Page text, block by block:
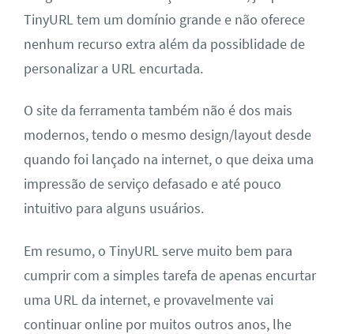
TinyURL tem um domínio grande e não oferece
nenhum recurso extra além da possiblidade de
personalizar a URL encurtada.
O site da ferramenta também não é dos mais
modernos, tendo o mesmo design/layout desde
quando foi lançado na internet, o que deixa uma
impressão de serviço defasado e até pouco
intuitivo para alguns usuários.
Em resumo, o TinyURL serve muito bem para
cumprir com a simples tarefa de apenas encurtar
uma URL da internet, e provavelmente vai
continuar online por muitos outros anos, lhe